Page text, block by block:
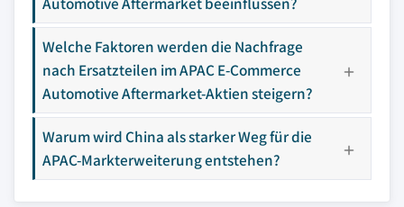
Welche Faktoren werden die Nachfrage
nach Ersatzteilen im APAC E-Commerce
Automotive Aftermarket-Aktien steigern?
Warum wird China als starker Weg für die
APAC-Markterweiterung entstehen?